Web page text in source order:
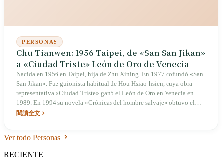
PERSONAS
Chu Tianwen: 1956 Taipei, de «San San Jikan»
a «Ciudad Triste» León de Oro de Venecia
Nacida en 1956 en Taipei, hija de Zhu Xining. En 1977 cofundó «San
San Jikan». Fue guionista habitual de Hou Hsiao-hsien, cuya obra
representativa «Ciudad Triste» ganó el León de Oro en Venecia en
1989. En 1994 su novela «Crónicas del hombre salvaje» obtuvo el
Primer Premio de la categoría de novela larga del Premio Literario del
閱讀全文
Ver todo Personas
RECIENTE